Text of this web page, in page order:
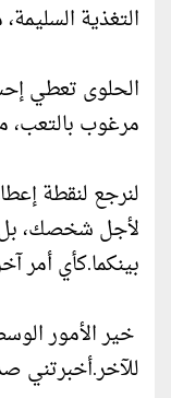
التغذية
الحلوى تعطي
مرغوب بالتعب،
لنرجع لنقطة
لأجل شخصك، بل
بينكما.كأي أمر
خير الأمور
للآخر.أخبرتني